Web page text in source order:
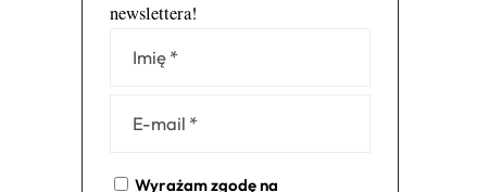
newslettera!
Wyrażam zgodę na
Alternative: